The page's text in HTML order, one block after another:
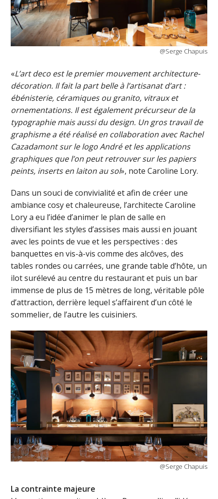
@Serge Chapuis
«L’art deco est le premier mouvement architecture-
décoration. Il fait la part belle à l’artisanat d’art :
ébénisterie, céramiques ou granito, vitraux et
ornementations. Il est également précurseur de la
typographie mais aussi du design. Un gros travail de
graphisme a été réalisé en collaboration avec Rachel
Cazadamont sur le logo André et les applications
graphiques que l’on peut retrouver sur les papiers
peints, inserts en laiton au sol», note Caroline Lory.
Dans un souci de convivialité et afin de créer une
ambiance cosy et chaleureuse, l’architecte Caroline
Lory a eu l’idée d’animer le plan de salle en
diversifiant les styles d’assises mais aussi en jouant
avec les points de vue et les perspectives : des
banquettes en vis-à-vis comme des alcôves, des
tables rondes ou carrées, une grande table d’hôte, un
ilot surélevé au centre du restaurant et puis un bar
immense de plus de 15 mètres de long, véritable pôle
d’attraction, derrière lequel s’affairent d’un côté le
sommelier, de l’autre les cuisiniers.
@Serge Chapuis
La contrainte majeure